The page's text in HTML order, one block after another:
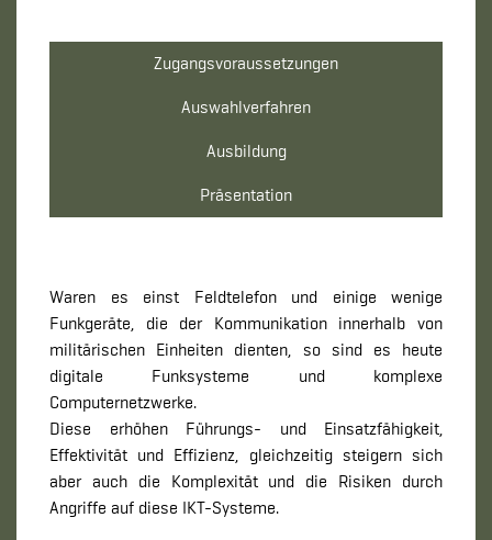
Zugangsvoraussetzungen
Auswahlverfahren
Ausbildung
Präsentation
Waren es einst Feldtelefon und einige wenige
Funkgeräte, die der Kommunikation innerhalb von
militärischen Einheiten dienten, so sind es heute
digitale Funksysteme und komplexe
Computernetzwerke.
Diese erhöhen Führungs- und Einsatzfähigkeit,
Effektivität und Effizienz, gleichzeitig steigern sich
aber auch die Komplexität und die Risiken durch
Angriffe auf diese IKT-Systeme.